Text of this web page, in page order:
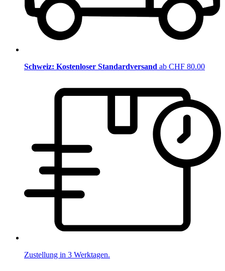
Schweiz: Kostenloser Standardversand ab CHF 80.00
Zustellung in 3 Werktagen.